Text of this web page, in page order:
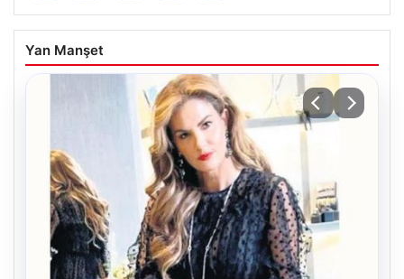
Yan Manşet